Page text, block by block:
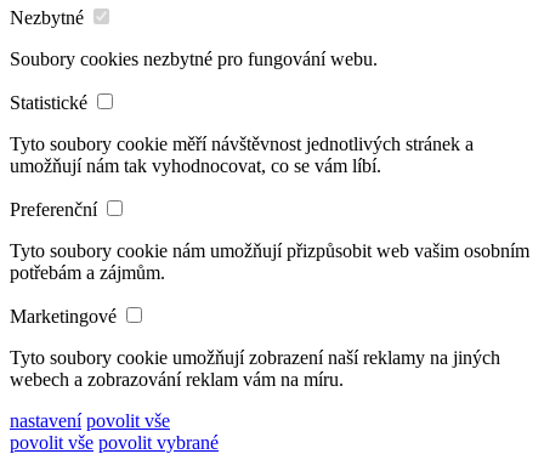
Nezbytné
Soubory cookies nezbytné pro fungování webu.
Statistické
Tyto soubory cookie měří návštěvnost jednotlivých stránek a
umožňují nám tak vyhodnocovat, co se vám líbí.
Preferenční
Tyto soubory cookie nám umožňují přizpůsobit web vašim osobním
potřebám a zájmům.
Marketingové
Tyto soubory cookie umožňují zobrazení naší reklamy na jiných
webech a zobrazování reklam vám na míru.
nastavení povolit vše
povolit vše povolit vybrané